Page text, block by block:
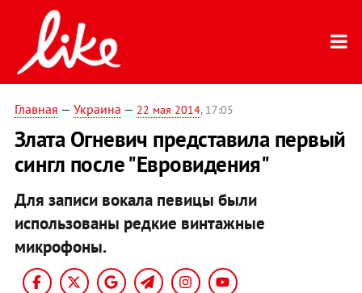
Главная — Украина — 22 мая 2014, 17:05
Злата Огневич представила первый
сингл после "Евровидения"
Для записи вокала певицы были
использованы редкие винтажные
микрофоны.